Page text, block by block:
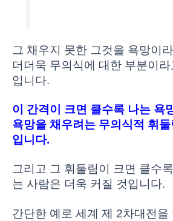
그 채우지 못한 그것을 욕망이
더더욱 무의식에 대한 부분이
입니다.
이 간격이 크면 클수록 나는 욕
욕망을 채우려는 무의식적 휘
입니다.
그리고 그 휘둘림이 크면 클수
는 사람은 더욱 커질 것입니다.
간단한 예로 세계 제 2차대전을